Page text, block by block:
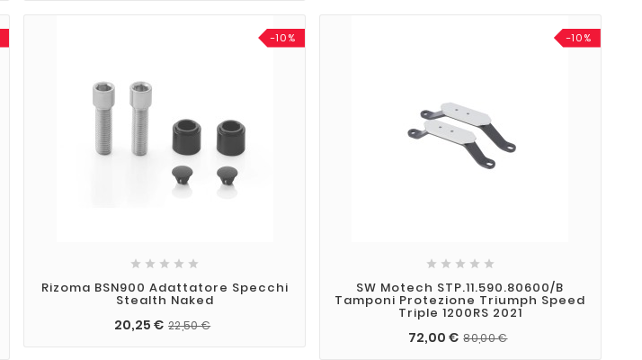
-10%
    
Rizoma BSN900 Adattatore Specchi
Stealth Naked
20,25 € 22,50 €
-10%
    
SW Motech STP.11.590.80600/B
Tamponi Protezione Triumph Speed
Triple 1200RS 2021
72,00 € 80,00 €